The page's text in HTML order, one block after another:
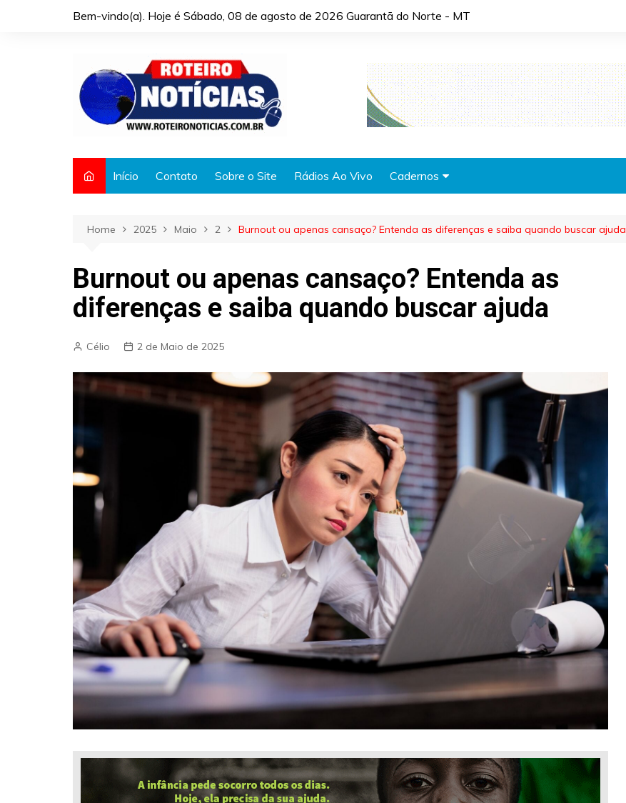
Bem-vindo(a). Hoje é Sábado, 08 de agosto de 2026 Guarantã do Norte - MT
Início Contato Sobre o Site Rádios Ao Vivo Cadernos
Automóveis
Cidades
Cultura
Fama e TV
Justiça
Mundo
Política
Saúde
Home 2025 Maio 2 Burnout ou apenas cansaço? Entenda as diferenças e saiba quando buscar ajuda
Burnout ou apenas cansaço? Entenda as
diferenças e saiba quando buscar ajuda
Célio 2 de Maio de 2025